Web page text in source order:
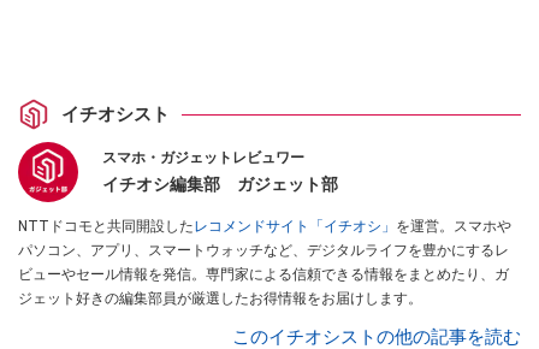
イチオシスト
スマホ・ガジェットレビュワー
イチオシ編集部 ガジェット部
NTTドコモと共同開設したレコメンドサイト「イチオシ」 を運営。スマホや
パソコン、アプリ、スマートウォッチなど、デジタルライフを豊かにするレ
ビューやセール情報を発信。専門家による信頼できる情報をまとめたり、ガ
ジェット好きの編集部員が厳選したお得情報をお届けします。
このイチオシストの他の記事を読む